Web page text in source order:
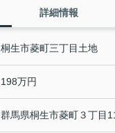
詳細情報
桐生市菱町三丁目土地
198万円
群馬県桐生市菱町３丁目